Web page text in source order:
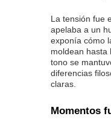
La tensión fue
apelaba a un
exponía cómo
moldean hasta
tono se
diferencias
claras.
Momentos